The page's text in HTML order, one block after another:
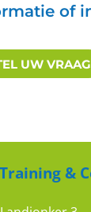
of
UW VRAAG
&